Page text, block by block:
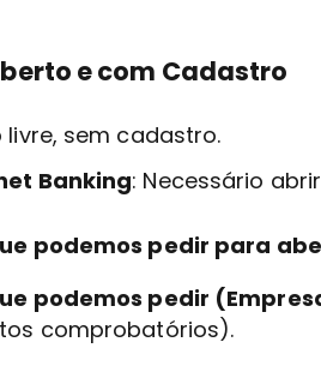
e com Cadastro
livre, sem cadastro.
Banking: Necessário
podemos pedir para
podemos pedir
comprobatórios).